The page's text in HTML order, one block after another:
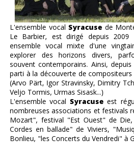
L'ensemble vocal Syracuse de
Le Barbier, est dirigé depuis 2009
ensemble vocal mixte d'une
explorer des horizons divers,
souvent contemporains. Ainsi,
parti à la découverte de
(Arvo Pärt, Igor Stravinsky, Dimitry
Veljo Tormis, Urmas Sisask...)
L'ensemble vocal Syracuseest
nombreuses associations et festivals
Mozart", festival "Est Ouest" de
Cordes en ballade" de Viviers,
Bonlieu, "les Concerts du Vendredi" à